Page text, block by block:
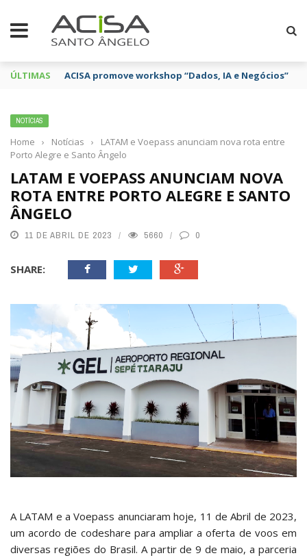
ÚLTIMAS ACISA promove workshop “Dados, IA e Negócios”
NOTÍCIAS
Home › Notícias ›
LATAM e Voepass anunciam nova rota entre
Porto Alegre e Santo Ângelo
LATAM E VOEPASS ANUNCIAM NOVA
ROTA ENTRE PORTO ALEGRE E SANTO
ÂNGELO
11 DE ABRIL DE 2023 5660 0
SHARE:
A LATAM e a Voepass anunciaram hoje, 11 de Abril de 2023,
um acordo de codeshare para ampliar a oferta de voos em
diversas regiões do Brasil. A partir de 9 de maio, a parceria